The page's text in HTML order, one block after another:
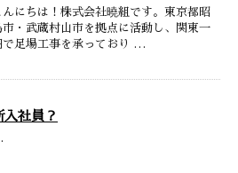
んにちは！株式会社曉組です。東京都昭
市・武蔵村山市を拠点に活動し、関東一
で足場工事を承っており …
入社員？